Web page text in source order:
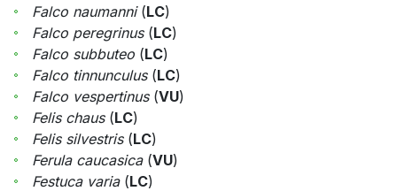
Falco naumanni(LC)
Falco peregrinus(LC)
Falco subbuteo (LC)
Falco tinnunculus(LC)
Falco vespertinus(VU)
Felis chaus(LC)
Felis silvestris(LC)
Ferula caucasica(VU)
Festuca varia(LC)